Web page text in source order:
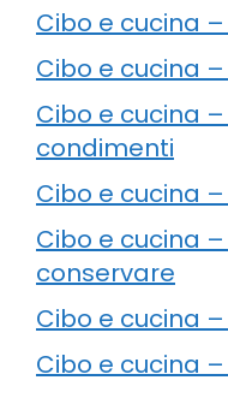
Cibo e cucina
Cibo e cucina
Cibo e cucina
condimenti
Cibo e cucina
Cibo e cucina
conservare
Cibo e cucina
Cibo e cucina